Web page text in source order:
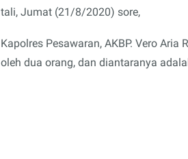
tali, Jumat (21/8/2020) sore,
Kapolres Pesawaran, AKBP. Vero
oleh dua orang, dan diantaranya